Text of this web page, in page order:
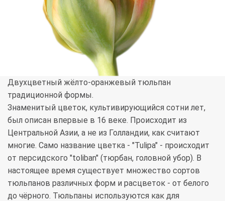
Двухцветный жёлто-оранжевый тюльпан
традиционной формы.
Знаменитый цветок, культивирующийся сотни лет,
был описан впервые в 16 веке. Происходит из
Центральной Азии, а не из Голландии, как считают
многие. Само название цветка - "Tulipa" - происходит
от персидского "toliban" (тюрбан, головной убор). В
настоящее время существует множество сортов
тюльпанов различных форм и расцветок - от белого
до чёрного. Тюльпаны используются как для